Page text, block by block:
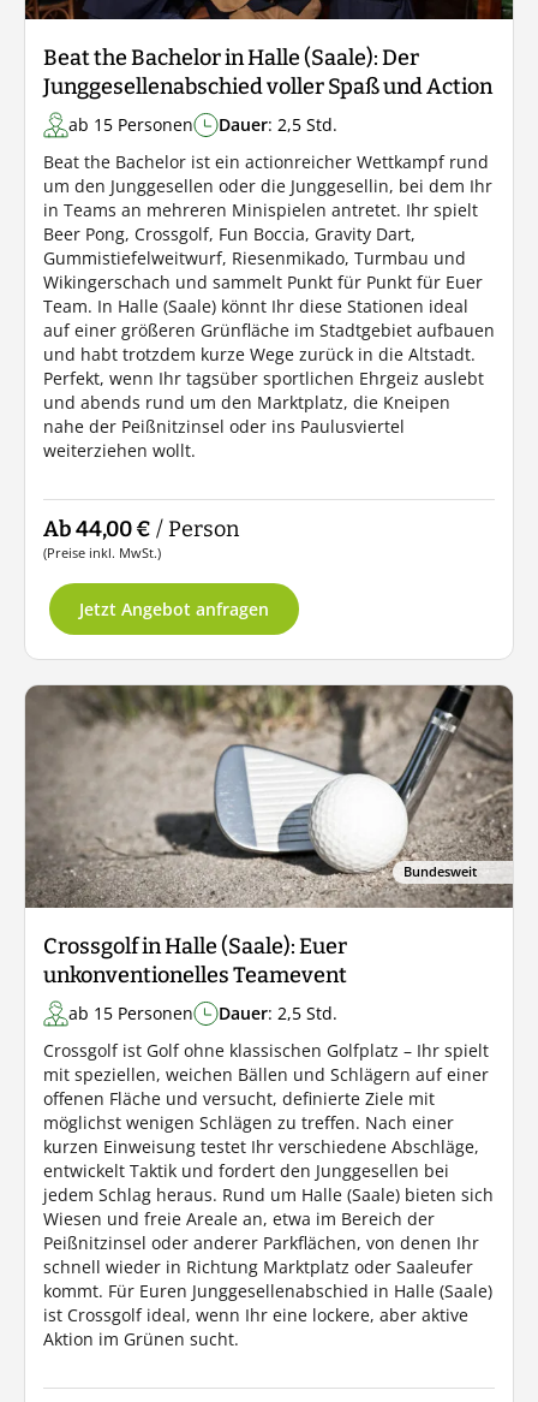
Beat the Bachelor in Halle (Saale): Der
Junggesellenabschied voller Spaß und Action
ab 15 Personen Dauer: 2,5 Std.
Beat the Bachelor ist ein actionreicher Wettkampf rund
um den Junggesellen oder die Junggesellin, bei dem Ihr
in Teams an mehreren Minispielen antretet. Ihr spielt
Beer Pong, Crossgolf, Fun Boccia, Gravity Dart,
Gummistiefelweitwurf, Riesenmikado, Turmbau und
Wikingerschach und sammelt Punkt für Punkt für Euer
Team. In Halle (Saale) könnt Ihr diese Stationen ideal
auf einer größeren Grünfläche im Stadtgebiet aufbauen
und habt trotzdem kurze Wege zurück in die Altstadt.
Perfekt, wenn Ihr tagsüber sportlichen Ehrgeiz auslebt
und abends rund um den Marktplatz, die Kneipen
nahe der Peißnitzinsel oder ins Paulusviertel
weiterziehen wollt.
Ab 44,00 € / Person
(Preise inkl. MwSt.)
Jetzt Angebot anfragen
Bundesweit
Crossgolf in Halle (Saale): Euer
unkonventionelles Teamevent
ab 15 Personen Dauer: 2,5 Std.
Crossgolf ist Golf ohne klassischen Golfplatz – Ihr spielt
mit speziellen, weichen Bällen und Schlägern auf einer
offenen Fläche und versucht, definierte Ziele mit
möglichst wenigen Schlägen zu treffen. Nach einer
kurzen Einweisung testet Ihr verschiedene Abschläge,
entwickelt Taktik und fordert den Junggesellen bei
jedem Schlag heraus. Rund um Halle (Saale) bieten sich
Wiesen und freie Areale an, etwa im Bereich der
Peißnitzinsel oder anderer Parkflächen, von denen Ihr
schnell wieder in Richtung Marktplatz oder Saaleufer
kommt. Für Euren Junggesellenabschied in Halle (Saale)
ist Crossgolf ideal, wenn Ihr eine lockere, aber aktive
Aktion im Grünen sucht.